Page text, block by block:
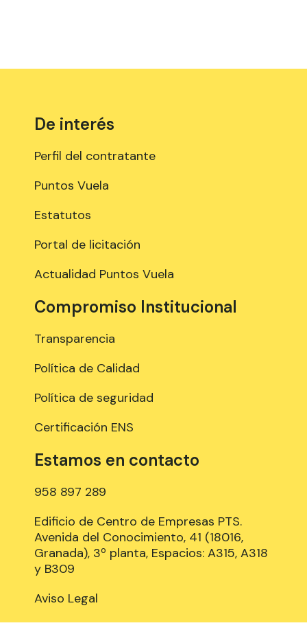
De interés
Perfil del contratante
Puntos Vuela
Estatutos
Portal de licitación
Actualidad Puntos Vuela
Compromiso Institucional
Transparencia
Política de Calidad
Política de seguridad
Certificación ENS
Estamos en contacto
958 897 289
Edificio de Centro de Empresas PTS.
Avenida del Conocimiento, 41 (18016,
Granada), 3º planta, Espacios: A315, A318
y B309
Aviso Legal
Política de Cookies